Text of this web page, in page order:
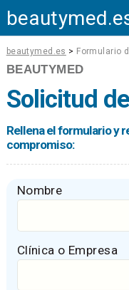
beautymed.es > Formulario
BEAUTYMED
Solicitud
Rellena el formulario y
compromiso:
Nombre
Clínica o Empresa